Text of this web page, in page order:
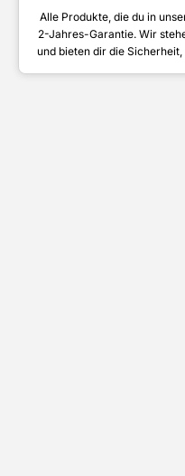
Alle Produkte, die du in
2-Jahres-Garantie. Wir
und bieten dir die